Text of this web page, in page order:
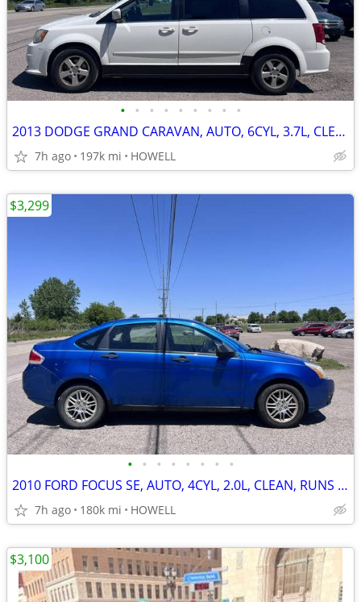
• • • • • • • • •
2013 DODGE GRAND CARAVAN, AUTO, 6CYL, 3.7L, CLEAN, RUNS GOOD
7h ago 197k mi HOWELL
• • • • • • • •
2010 FORD FOCUS SE, AUTO, 4CYL, 2.0L, CLEAN, RUNS GOOD
7h ago 180k mi HOWELL
$3,299
$3,100